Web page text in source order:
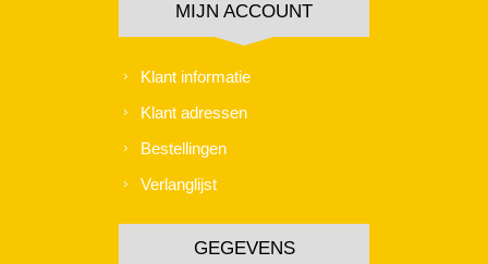
MIJN ACCOUNT
Klant informatie
Klant adressen
Bestellingen
Verlanglijst
GEGEVENS